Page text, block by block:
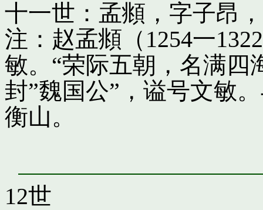
十一世：孟頫，字子昂
注：赵孟頫（1254一
敏。“荣际五朝，名满四
封”魏国公”，谥号文敏
衡山。
12世